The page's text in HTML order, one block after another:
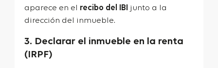
aparece en el recibo del IBI junto a la
dirección del inmueble.
3. Declarar el inmueble en la renta
(IRPF)